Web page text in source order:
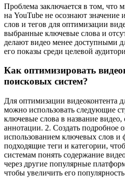
Проблема заключается в том, что
на YouTube не осознают значение
слов и тегов для оптимизации
выбранные ключевые слова и
делают видео менее доступными
его показы среди целевой
Как оптимизировать
поисковых систем?
Для оптимизации видеоконтента
можно использовать следующие
ключевые слова в название видео,
аннотации. 2. Создать подробное
использованием ключевых слов и
подходящие теги и категории,
системам понять содержание
через другие популярные
чтобы увеличить его